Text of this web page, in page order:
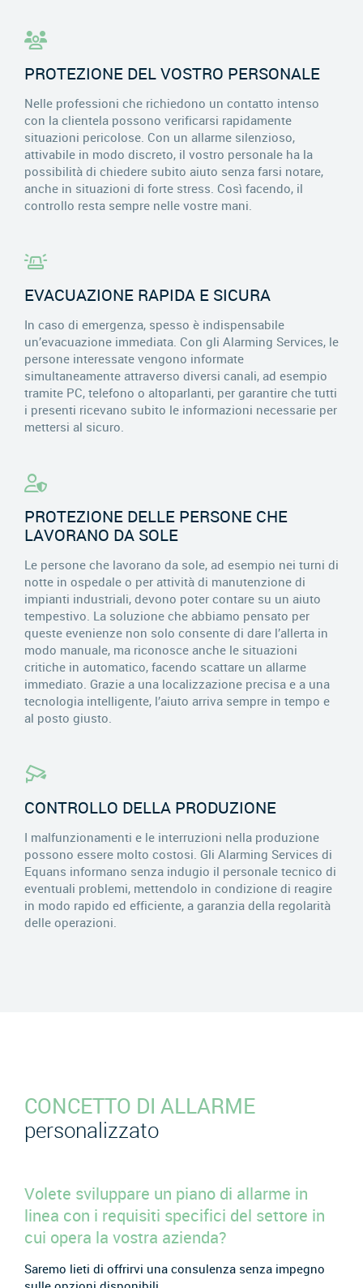
PROTEZIONE DEL VOSTRO PERSONALE
Nelle professioni che richiedono un contatto intenso
con la clientela possono verificarsi rapidamente
situazioni pericolose. Con un allarme silenzioso,
attivabile in modo discreto, il vostro personale ha la
possibilità di chiedere subito aiuto senza farsi notare,
anche in situazioni di forte stress. Così facendo, il
controllo resta sempre nelle vostre mani.
EVACUAZIONE RAPIDA E SICURA
In caso di emergenza, spesso è indispensabile
un’evacuazione immediata. Con gli Alarming Services, le
persone interessate vengono informate
simultaneamente attraverso diversi canali, ad esempio
tramite PC, telefono o altoparlanti, per garantire che tutti
i presenti ricevano subito le informazioni necessarie per
mettersi al sicuro.
PROTEZIONE DELLE PERSONE CHE
LAVORANO DA SOLE
Le persone che lavorano da sole, ad esempio nei turni di
notte in ospedale o per attività di manutenzione di
impianti industriali, devono poter contare su un aiuto
tempestivo. La soluzione che abbiamo pensato per
queste evenienze non solo consente di dare l’allerta in
modo manuale, ma riconosce anche le situazioni
critiche in automatico, facendo scattare un allarme
immediato. Grazie a una localizzazione precisa e a una
tecnologia intelligente, l’aiuto arriva sempre in tempo e
al posto giusto.
CONTROLLO DELLA PRODUZIONE
I malfunzionamenti e le interruzioni nella produzione
possono essere molto costosi. Gli Alarming Services di
Equans informano senza indugio il personale tecnico di
eventuali problemi, mettendolo in condizione di reagire
in modo rapido ed efficiente, a garanzia della regolarità
delle operazioni.
CONCETTO DI ALLARME
personalizzato
Volete sviluppare un piano di allarme in
linea con i requisiti specifici del settore in
cui opera la vostra azienda?
Saremo lieti di offrirvi una consulenza senza impegno